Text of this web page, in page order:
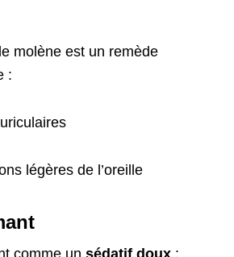
molène est un remède
:
légères de l’oreille